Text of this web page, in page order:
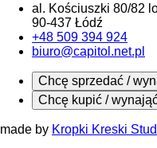
al. Kościuszki 80/82
90-437 Łódź
+48 509 394 924
biuro@capitol.net.pl
Chcę sprzedać /
Chcę kupić /
made by Kropki Kreski